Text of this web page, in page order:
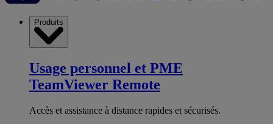
Produits
Usage personnel et PME
TeamViewer Remote
Accès et assistance à distance rapides et sécurisés.